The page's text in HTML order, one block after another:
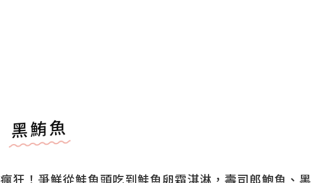
黑鮪魚
狂！爭鮮從鮭魚頭吃到鮭魚卵霜淇淋，壽司郎鮑魚、黑